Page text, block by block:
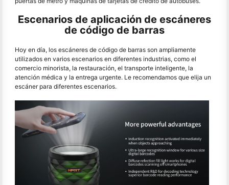
Escenarios de aplicación de escáneres
de código de barras
Hoy en día, los escáneres de código de barras son ampliamente
utilizados en varios escenarios en diferentes industrias, como el
comercio minorista, la restauración, el transporte inteligente, la
atención médica y la entrega urgente. Le recomendamos que elija un
escáner para diferentes escenarios.